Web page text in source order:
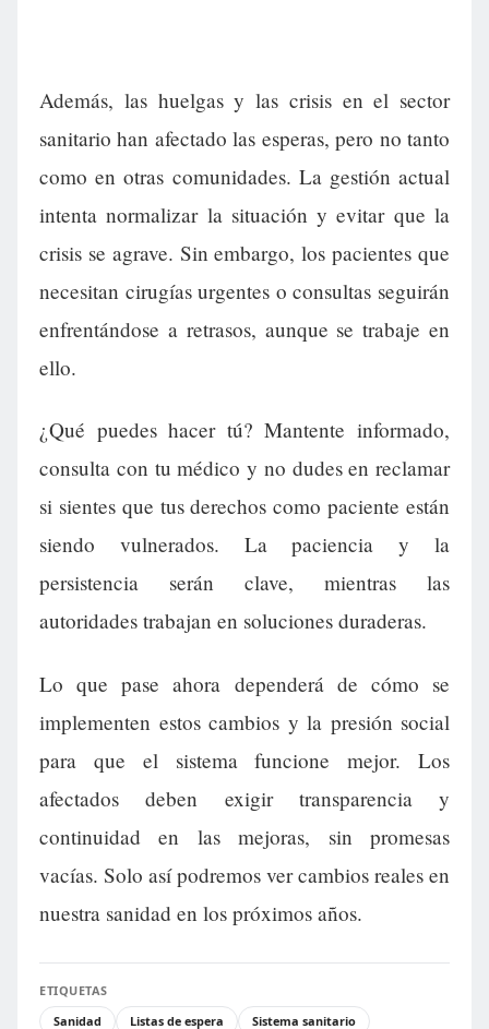
Además, las huelgas y las crisis en el sector
sanitario han afectado las esperas, pero no tanto
como en otras comunidades. La gestión actual
intenta normalizar la situación y evitar que la
crisis se agrave. Sin embargo, los pacientes que
necesitan cirugías urgentes o consultas seguirán
enfrentándose a retrasos, aunque se trabaje en
ello.
¿Qué puedes hacer tú? Mantente informado,
consulta con tu médico y no dudes en reclamar
si sientes que tus derechos como paciente están
siendo vulnerados. La paciencia y la
persistencia serán clave, mientras las
autoridades trabajan en soluciones duraderas.
Lo que pase ahora dependerá de cómo se
implementen estos cambios y la presión social
para que el sistema funcione mejor. Los
afectados deben exigir transparencia y
continuidad en las mejoras, sin promesas
vacías. Solo así podremos ver cambios reales en
nuestra sanidad en los próximos años.
ETIQUETAS
Sanidad
Listas de espera
Sistema sanitario